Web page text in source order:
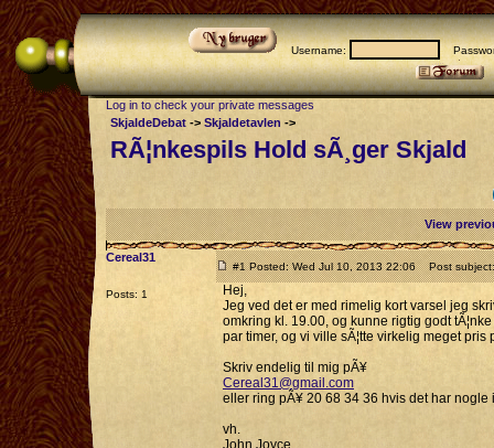
Username:
Log in to check your private messages
SkjaldeDebat -> Skjaldetavlen ->
RÃ¦nkespils Hold sÃ¸ger Skjald
View
Cereal31
Posts: 1
#1 Posted: Wed Jul 10, 2013 22:06 Post subject:
Hej,
Jeg ved det er med rimelig kort varsel jeg
omkring kl. 19.00, og kunne rigtig godt
par timer, og vi ville sÃ¦tte virkelig meget
Skriv endelig til mig pÃ¥
Cereal31@gmail.com
eller ring pÃ¥ 20 68 34 36 hvis det har
vh.
John Joyce